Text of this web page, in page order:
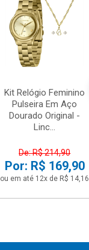
Kit Relógio Feminino
Pulseira Em Aço
Dourado Original -
Linc...
De: R$ 214,90
Por: R$ 169,90
ou em até 12x de R$ 14,16